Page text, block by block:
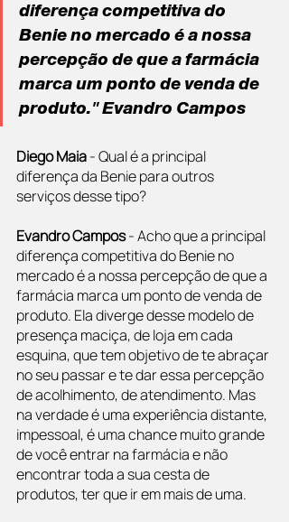
diferença competitiva do
Benie no mercado é a nossa
percepção de que a farmácia
marca um ponto de venda de
produto." Evandro Campos
Diego Maia - Qual é a principal
diferença da Benie para outros
serviços desse tipo?
Evandro Campos - Acho que a principal
diferença competitiva do Benie no
mercado é a nossa percepção de que a
farmácia marca um ponto de venda de
produto. Ela diverge desse modelo de
presença maciça, de loja em cada
esquina, que tem objetivo de te abraçar
no seu passar e te dar essa percepção
de acolhimento, de atendimento. Mas
na verdade é uma experiência distante,
impessoal, é uma chance muito grande
de você entrar na farmácia e não
encontrar toda a sua cesta de
produtos, ter que ir em mais de uma.